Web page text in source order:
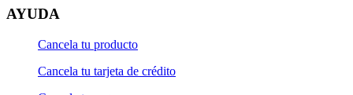
AYUDA
Cancela tu producto
Cancela tu tarjeta de crédito